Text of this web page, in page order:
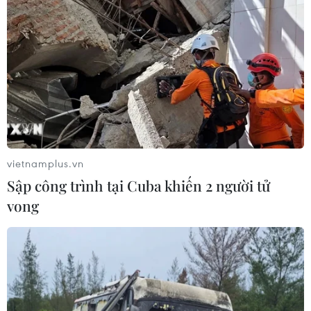
vietnamplus.vn
Sập công trình tại Cuba khiến 2 người tử
vong